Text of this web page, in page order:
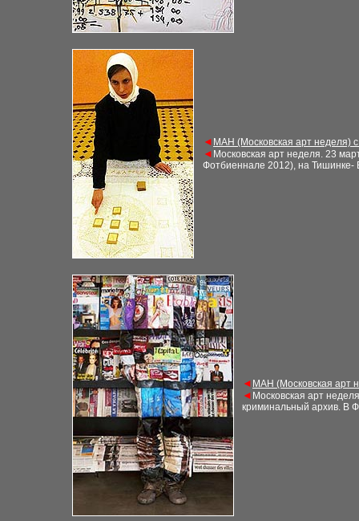
◄ МАН (Московская арт неделя)
◄ Московская арт неделя. 23
Фотбиеннале 2012), на
◄ МАН (Московская арт
◄ Московская арт неделя
криминальный архив. В